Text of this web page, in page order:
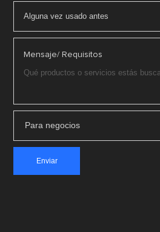
Mensaje/ Requisitos
Para negocios